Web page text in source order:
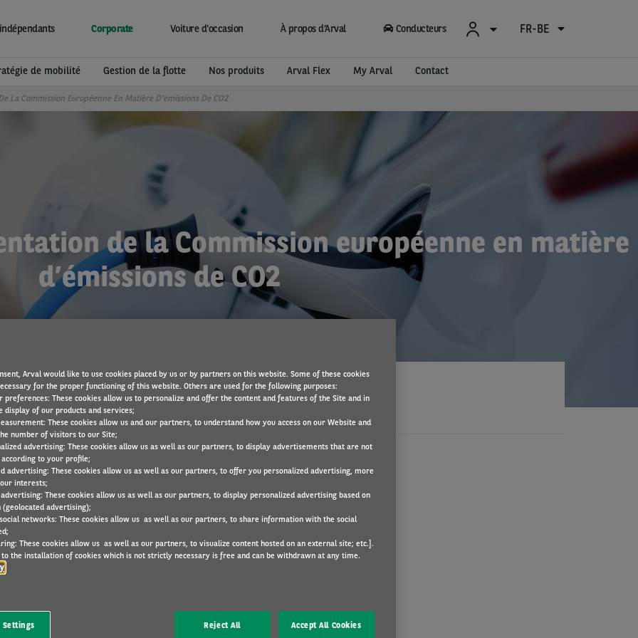
Corporate Voiture d'occasion À propos d’Arval Conducteurs FR-BE
de mobilité Gestion de la flotte Nos produits Arval Flex My Arval Contact
La Commission Européenne En Matière D’émissions De CO2
de la Commission européenne en matière
d’émissions de CO2
LOIS ET RÈGLEMENTS 12 Sep 2022
mondial se poursuit à un rythme effréné et
devrait même être six fois supérieure en
projections de McKinsley.
les véhicules à moteur à combustion interne
de l’ensemble des immatriculations de voitures
changé en 4 ans, au profit des véhicules
Arval would like to use cookies placed by us or by partners on this website. Some of these cookies
for the proper functioning of this website. Others are used for the following purposes:
preferences: These cookies allow us to personalize and offer the content and features of the Site and in
display of our products and services;
These cookies allow us and our partners, to understand how you access on our Website and
number of visitors to our Site;
advertising: These cookies allow us as well as our partners, to display advertisements that are not
according to your profile;
advertising: These cookies allow us as well as our partners, to offer you personalized advertising, more
interests;
These cookies allow us as well as our partners, to display personalized advertising based on
advertising);
networks: These cookies allow us as well as our partners, to share information with the social
These cookies allow us as well as our partners, to visualize content hosted on an external site; etc.].
to the installation of cookies which is not strictly necessary is free and can be withdrawn at any time.
Settings Reject All Accept All Cookies